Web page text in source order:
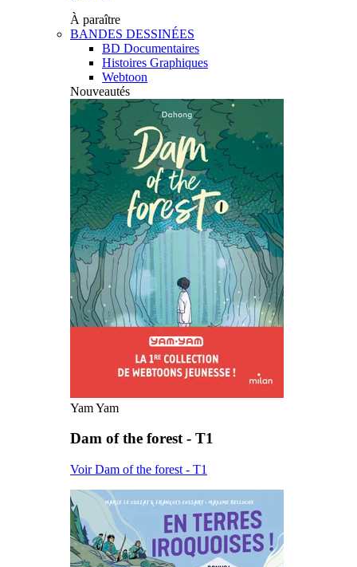
À paraître
BANDES DESSINÉES
BD Documentaires
Histoires Graphiques
Webtoon
Nouveautés
Yam Yam
Dam of the forest - T1
Voir Dam of the forest - T1